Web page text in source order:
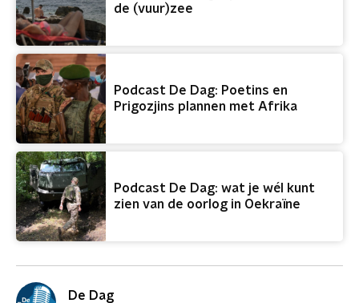
de (vuur)zee
Podcast De Dag: Poetins en
Prigozjins plannen met Afrika
Podcast De Dag: wat je wél kunt
zien van de oorlog in Oekraïne
De Dag